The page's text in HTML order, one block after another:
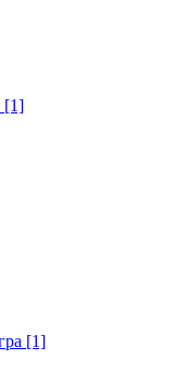
[1]
[1]